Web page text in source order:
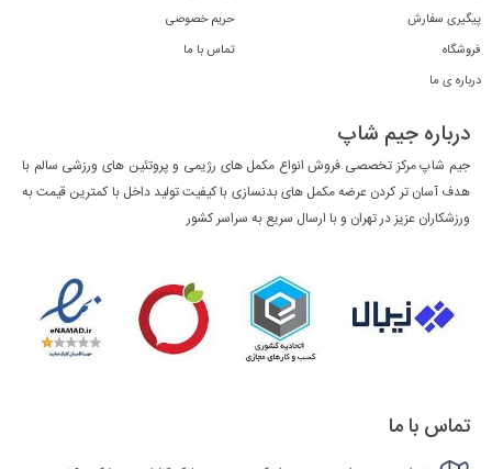
پیگیری سفارش
فروشگاه
درباره ی ما
حریم خصوصی
تماس با ما
درباره جیم شاپ
جیم شاپ مرکز تخصصی فروش انواع مکمل های رژیمی و پروتئین های ورزشی سالم با
هدف آسان تر کردن عرضه مکمل های بدنسازی با کیفیت تولید داخل با کمترین قیمت به
ورزشکاران عزیز در تهران و با ارسال سریع به سراسر کشور
تماس با ما